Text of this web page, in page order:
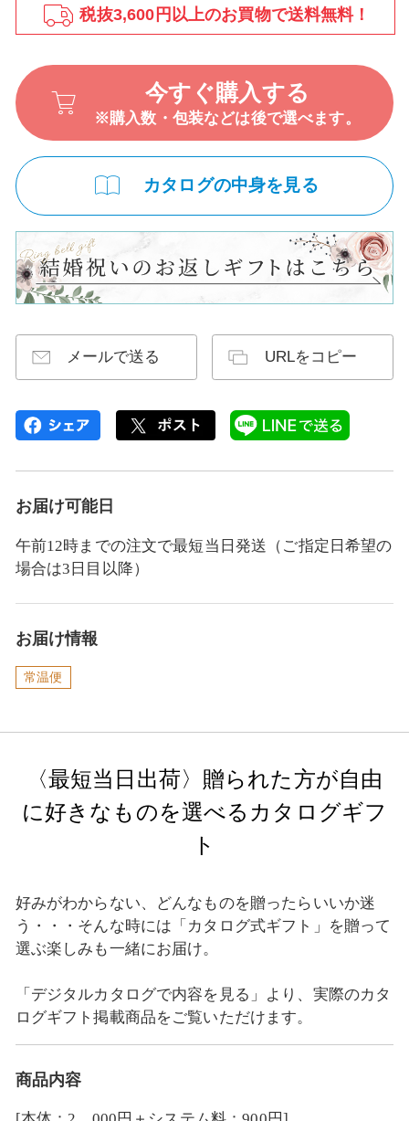
税抜3,600円以上のお買物で送料無料！
今すぐ購入する
※購入数・包装などは後で選べます。
カタログの中身を見る
メールで送る URLをコピー
お届け可能日
午前12時までの注文で最短当日発送（ご指定日希望の
場合は3日目以降）
お届け情報
常温便
〈最短当日出荷〉贈られた方が自由
に好きなものを選べるカタログギフ
ト
好みがわからない、どんなものを贈ったらいいか迷
う・・・そんな時には「カタログ式ギフト」を贈って
選ぶ楽しみも一緒にお届け。
「デジタルカタログで内容を見る」より、実際のカタ
ログギフト掲載商品をご覧いただけます。
商品内容